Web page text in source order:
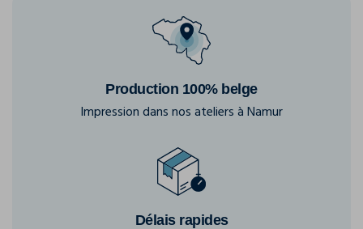
Production 100% belge
Impression dans nos ateliers à Namur
Délais rapides